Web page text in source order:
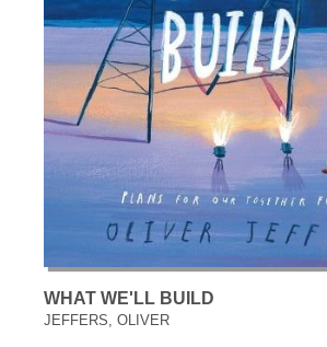
WHAT WE'LL BUILD
JEFFERS, OLIVER